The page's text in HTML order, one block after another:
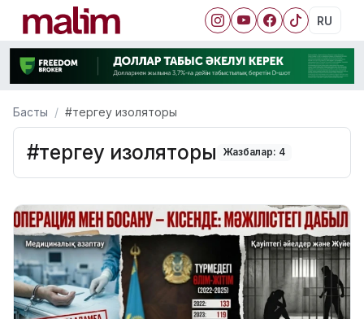
RU
Басты #тергеу изоляторы
#тергеу изоляторы Жазбалар: 4